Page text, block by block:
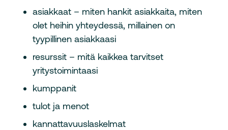
asiakkaat – miten hankit asiakkaita, miten
olet heihin yhteydessä, millainen on
tyypillinen asiakkaasi
resurssit – mitä kaikkea tarvitset
yritystoimintaasi
kumppanit
tulot ja menot
kannattavuuslaskelmat